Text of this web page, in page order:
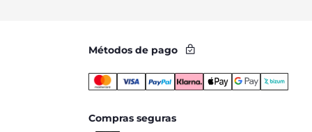
Métodos de pago
Compras seguras